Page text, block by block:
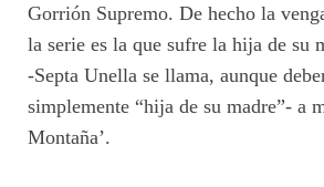
Gorrión Supremo. De hecho la
la serie es la que sufre la hija de su
-Septa Unella se llama, aunque
simplemente “hija de su madre”- a
Montaña’.